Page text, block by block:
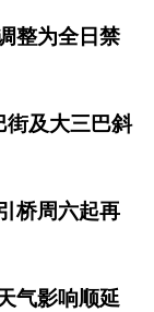
整为全日禁
及大三巴斜
桥周六起再
气影响顺延